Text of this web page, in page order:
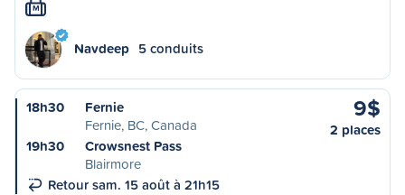
M
Navdeep 5 conduits
18h30
Fernie
Fernie, BC, Canada
19h30
Crowsnest Pass
Blairmore
Retour sam. 15 août à 21h15
9$
2 places